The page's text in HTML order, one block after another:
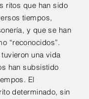
ritos que han sido
tiempos,
y que se han
“reconocidos”.
una vida
han subsistido
El
determinado, sin